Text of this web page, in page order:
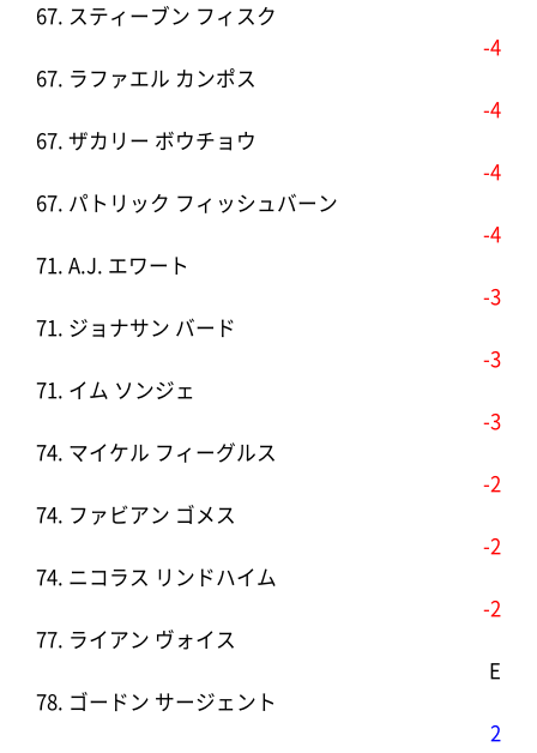
67. スティーブン フィスク
-4
67. ラファエル カンポス
-4
67. ザカリー ボウチョウ
-4
67. パトリック フィッシュバーン
-4
71. A.J. エワート
-3
71. ジョナサン バード
-3
71. イム ソンジェ
-3
74. マイケル フィーグルス
-2
74. ファビアン ゴメス
-2
74. ニコラス リンドハイム
-2
77. ライアン ヴォイス
E
78. ゴードン サージェント
2